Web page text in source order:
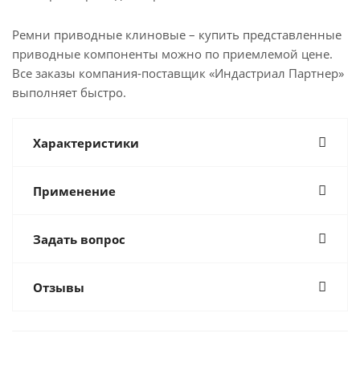
Ремни приводные клиновые – купить представленные
приводные компоненты можно по приемлемой цене.
Все заказы компания-поставщик «Индастриал Партнер»
выполняет быстро.
Характеристики
Применение
Задать вопрос
Отзывы